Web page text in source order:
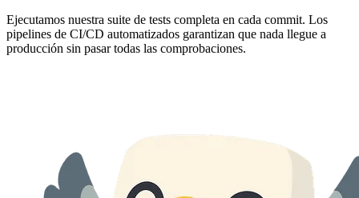
Ejecutamos nuestra suite de tests completa en cada commit. Los
pipelines de CI/CD automatizados garantizan que nada llegue a
producción sin pasar todas las comprobaciones.